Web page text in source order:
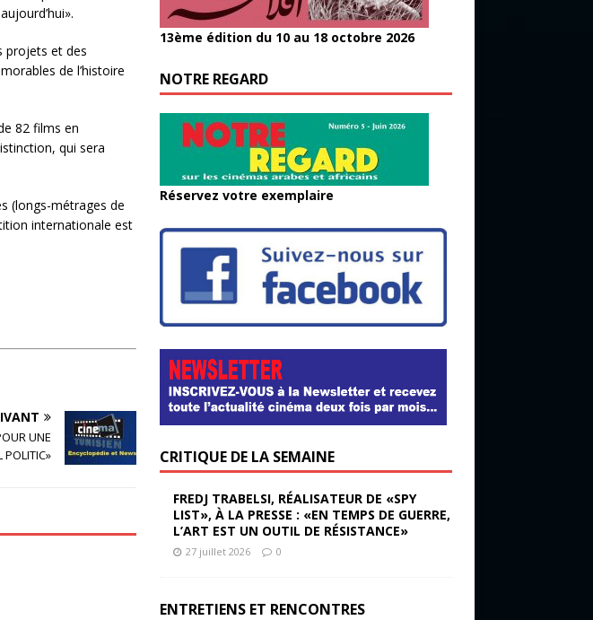
projets et des
de l’histoire
82 films en
qui sera
(longs-métrages de
internationale est
UNE
POLITIC»
13ème édition du 10 au 18 octobre 2026
NOTRE REGARD
Réservez votre exemplaire
CRITIQUE DE LA SEMAINE
FREDJ TRABELSI, RÉALISATEUR DE «SPY
LIST», À LA PRESSE : «EN TEMPS DE GUERRE,
L’ART EST UN OUTIL DE RÉSISTANCE»
27 juillet 2026 0
ENTRETIENS ET RENCONTRES